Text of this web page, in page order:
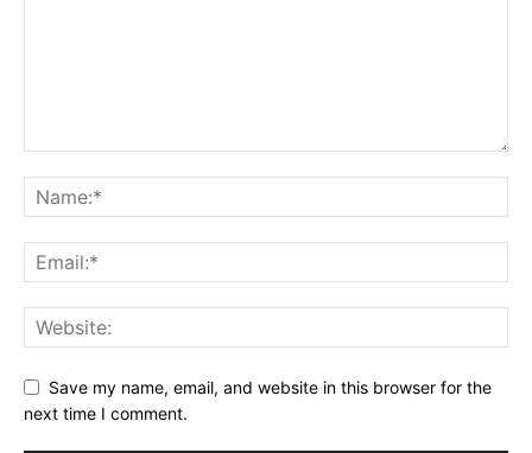
Save my name, email, and website in this browser for the
next time I comment.